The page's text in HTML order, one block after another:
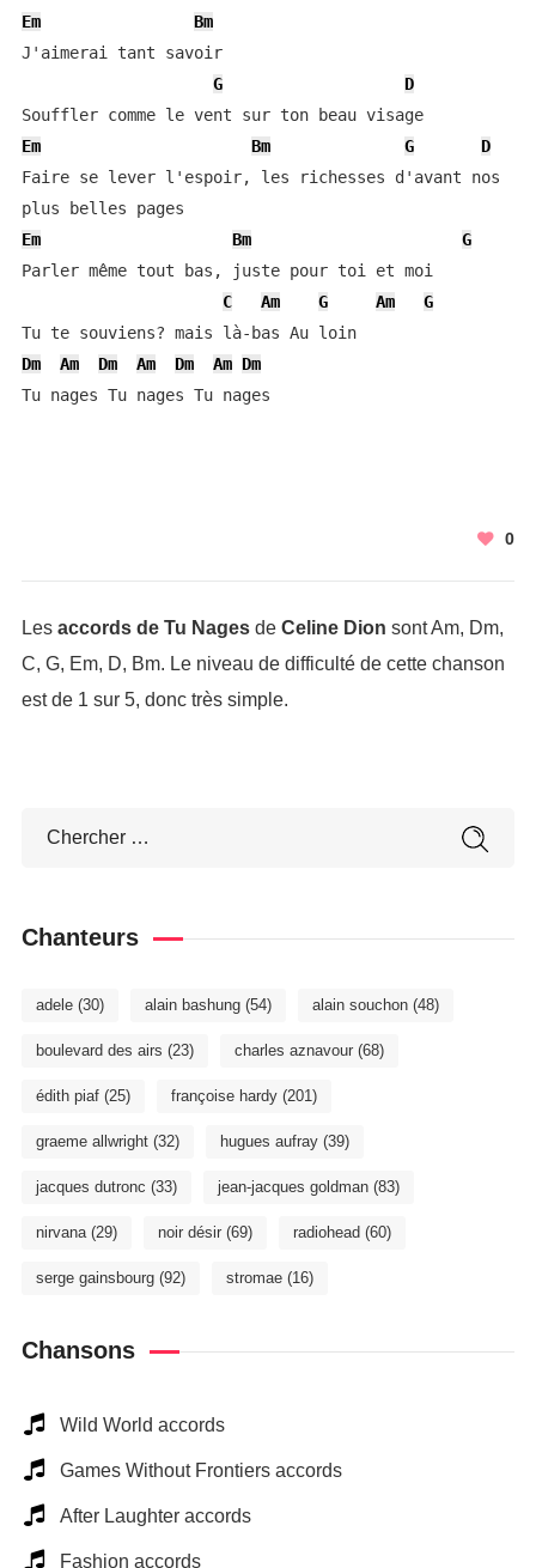
Em
Bm
J'aimerai tant savoir
G
D
Souffler comme le vent sur ton beau visage
Em
Bm G
D
Faire se lever l'espoir, les richesses d'avant nos
Em
Bm
G
Parler même tout bas, juste pour toi et moi
C
Am G Am
G
Tu te souviens? mais là-bas Au loin
Dm
Am Dm Am Dm Am Dm
Tu nages Tu nages Tu nages
0
Les accords de Tu Nagesde Celine Dion sont Am, Dm,
C, G, Em, D, Bm. Le niveau de difficulté de cette chanson
est de 1 sur 5, donc très simple.
Chanteurs
adele(30) alain bashung(54) alain souchon(48)
boulevard des airs (23) charles aznavour(68)
édith piaf(25) françoise hardy(201)
graeme allwright(32) hugues aufray(39)
jacques dutronc (33) jean-jacques goldman(83)
nirvana(29) noir désir(69) radiohead (60)
serge gainsbourg(92) stromae(16)
Chansons
Wild World accords
Games Without Frontiers accords
After Laughter accords
Fashion accords